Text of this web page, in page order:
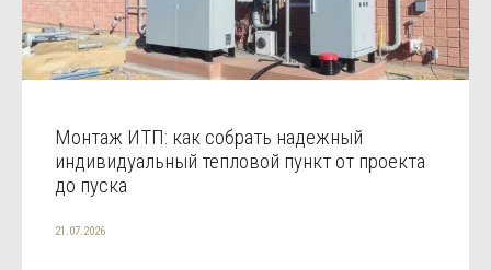
Монтаж ИТП: как собрать надежный
индивидуальный тепловой пункт от проекта
до пуска
21.07.2026